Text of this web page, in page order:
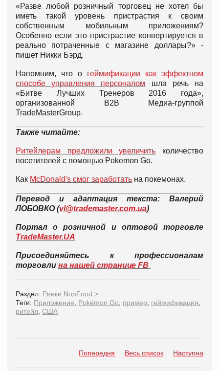
«Разве любой розничный торговец не хотел бы
иметь такой уровень пристрастия к своим
собственным мобильным приложениям?
Особенно если это пристрастие конвертируется в
реально потраченные с магазине доллары?» -
пишет Никки Бэрд.
Напомним, что о геймификации как эффектном
способе управления персоналом шла речь на
«Битве Лучших Тренеров 2016 года»,
организованной B2B Медиа-группой
TradeMasterGroup.
Также читайте:
Ритейлерам предложили увеличить количество
посетителей с помощью Pokemon Go.
Как McDonald's смог заработать на покемонах.
Перевод и адаптация текста: Валерий
ЛОБОВКО (vl@trademaster.com.ua)
Портал о розничной и оптовой торговле
TradeMaster.UA
Присоединяйтесь к профессионалам
торговли на нашей странице FB
Раздел: Ринки NonFood >
Теги: Приложение Pokémon Go пример геймификация
ритейл США
Попередня Весь список Наступна